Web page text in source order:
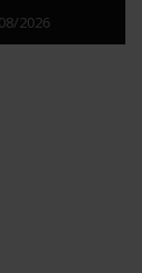
2026